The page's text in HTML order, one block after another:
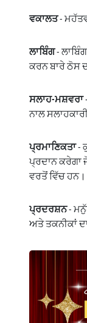
ਵਕਾਲਤ-
ਲਾਬਿੰਗ-
ਕਰਨ ਬਾਰੇ ਠੋਸ
ਸਲਾਹ-ਮਸ਼ਵਰਾ
ਨਾਲ
ਪ੍ਰਮਾਣਿਕਤਾ-
ਪ੍ਰਦਾਨ ਕਰੇਗਾ
ਵਰਤੋਂ ਵਿੱਚ ਹਨ।
ਪ੍ਰਦਰਸ਼ਨ-
ਅਤੇ ਤਕਨੀਕਾਂ